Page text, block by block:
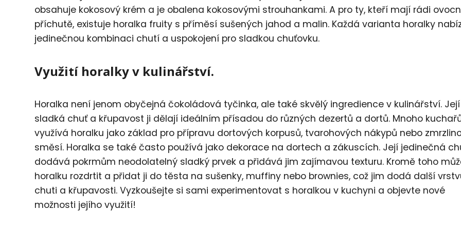
obsahuje kokosový krém a je obalena kokosovými strouhankami. A pro ty, kteří mají rádi
příchutě, existuje horalka fruity s příměsí sušených jahod a malin. Každá varianta horalky
jedinečnou kombinaci chutí a uspokojení pro sladkou chuťovku.
Využití horalky v kulinářství.
Horalka není jenom obyčejná čokoládová tyčinka, ale také skvělý ingredience v kulinářství. Její
sladká chuť a křupavost ji dělají ideálním přísadou do různých dezertů a dortů. Mnoho
využívá horalku jako základ pro přípravu dortových korpusů, tvarohových nákypů nebo
směsí. Horalka se také často používá jako dekorace na dortech a zákuscích. Její jedinečná
dodává pokrmům neodolatelný sladký prvek a přidává jim zajímavou texturu. Kromě toho
horalku rozdrtit a přidat ji do těsta na sušenky, muffiny nebo brownies, což jim dodá další
chuti a křupavosti. Vyzkoušejte si sami experimentovat s horalkou v kuchyni a objevte nové
možnosti jejího využití!